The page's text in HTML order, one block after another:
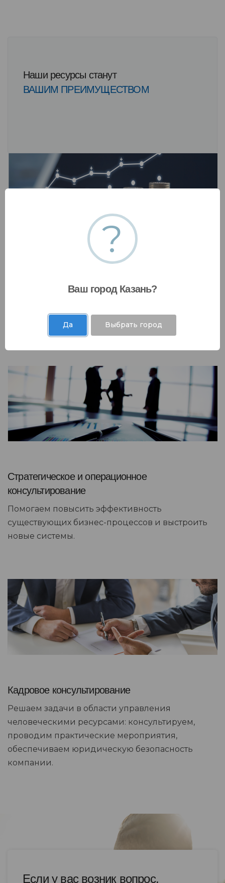
Наши ресурсы станут
ВАШИМ ПРЕИМУЩЕСТВОМ
Инвестиции и рынки капитала
фондами и другими финансовыми
самые выгодные предложения.
Стратегическое и операционное
консультирование
Помогаем повысить эффективность
существующих бизнес-процессов и выстроить
новые системы.
Кадровое консультирование
Решаем задачи в области управления
человеческими ресурсами: консультируем,
проводим практические мероприятия,
обеспечиваем юридическую безопасность
компании.
Если у вас возник вопрос,
?
Ваш город Казань?
Да Выбрать город